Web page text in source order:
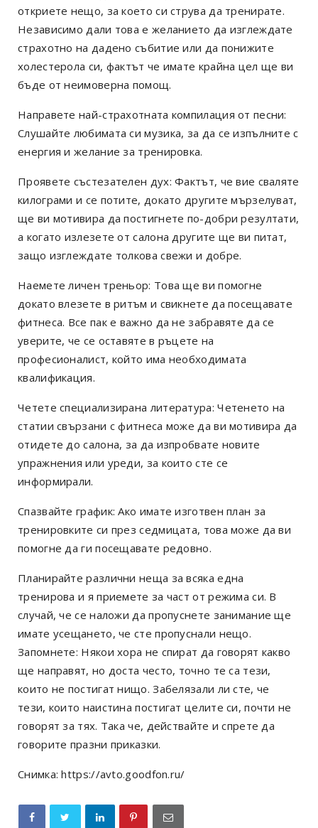
откриете нещо, за което си струва да тренирате.
Независимо дали това е желанието да изглеждате
страхотно на дадено събитие или да понижите
холестерола си, фактът че имате крайна цел ще ви
бъде от неимоверна помощ.
Направете най-страхотната компилация от песни:
Слушайте любимата си музика, за да се изпълните с
енергия и желание за тренировка.
Проявете състезателен дух: Фактът, че вие сваляте
килограми и се потите, докато другите мързелуват,
ще ви мотивира да постигнете по-добри резултати,
а когато излезете от салона другите ще ви питат,
защо изглеждате толкова свежи и добре.
Наемете личен треньор: Това ще ви помогне
докато влезете в ритъм и свикнете да посещавате
фитнеса. Все пак е важно да не забравяте да се
уверите, че се оставяте в ръцете на
професионалист, който има необходимата
квалификация.
Четете специализирана литература: Четенето на
статии свързани с фитнеса може да ви мотивира да
отидете до салона, за да изпробвате новите
упражнения или уреди, за които сте се
информирали.
Спазвайте график: Ако имате изготвен план за
тренировките си през седмицата, това може да ви
помогне да ги посещавате редовно.
Планирайте различни неща за всяка една
тренирова и я приемете за част от режима си. В
случай, че се наложи да пропуснете занимание ще
имате усещането, че сте пропуснали нещо.
Запомнете: Някои хора не спират да говорят какво
ще направят, но доста често, точно те са тези,
които не постигат нищо. Забелязали ли сте, че
тези, които наистина постигат целите си, почти не
говорят за тях. Така че, действайте и спрете да
говорите празни приказки.
Снимка: https://avto.goodfon.ru/